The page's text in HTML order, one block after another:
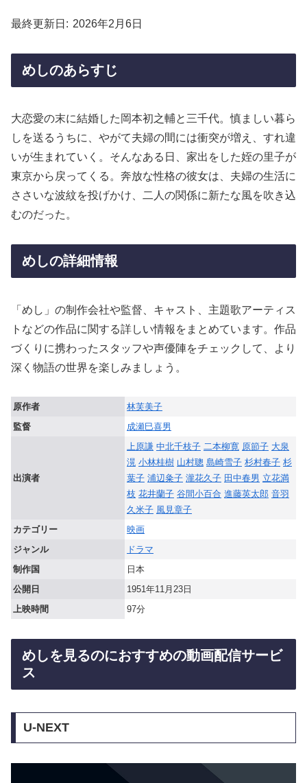
最終更新日 2026年2月6日
めしのあらすじ
大恋愛の末に結婚した岡本初之輔と三千代。慎ましい暮ら
しを送るうちに、やがて夫婦の間には衝突が増え、すれ違
いが生まれていく。そんなある日、家出をした姪の里子が
東京から戻ってくる。奔放な性格の彼女は、夫婦の生活に
ささいな波紋を投げかけ、二人の関係に新たな風を吹き込
むのだった。
めしの詳細情報
「めし」の制作会社や監督、キャスト、主題歌アーティス
トなどの作品に関する詳しい情報をまとめています。作品
づくりに携わったスタッフや声優陣をチェックして、より
深く物語の世界を楽しみましょう。
原作者
林芙美子
監督
成瀬巳喜男
出演者
上原謙 中北千枝子 二本柳寛 原節子 大泉
滉 小林桂樹 山村聰 島崎雪子 杉村春子 杉
葉子 浦辺粂子 瀧花久子 田中春男 立花満
枝 花井蘭子 谷間小百合 進藤英太郎 音羽
久米子 風見章子
カテゴリー
映画
ジャンル
ドラマ
制作国
日本
公開日
1951年11月23日
上映時間
97分
めしを見るのにおすすめの動画配信サービ
ス
U-NEXT